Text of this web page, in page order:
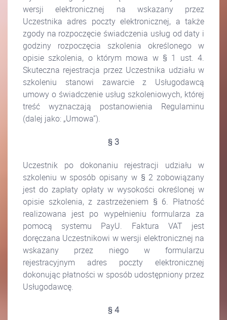
wersji elektronicznej na wskazany przez
Uczestnika adres poczty elektronicznej, a także
zgody na rozpoczęcie świadczenia usług od daty i
godziny rozpoczęcia szkolenia określonego w
opisie szkolenia, o którym mowa w § 1 ust. 4.
Skuteczna rejestracja przez Uczestnika udziału w
szkoleniu stanowi zawarcie z Usługodawcą
umowy o świadczenie usług szkoleniowych, której
treść wyznaczają postanowienia Regulaminu
(dalej jako: „Umowa”).
§ 3
Uczestnik po dokonaniu rejestracji udziału w
szkoleniu w sposób opisany w § 2 zobowiązany
jest do zapłaty opłaty w wysokości określonej w
opisie szkolenia, z zastrzeżeniem § 6. Płatność
realizowana jest po wypełnieniu formularza za
pomocą systemu PayU. Faktura VAT jest
doręczana Uczestnikowi w wersji elektronicznej na
wskazany przez niego w formularzu
rejestracyjnym adres poczty elektronicznej
dokonując płatności w sposób udostępniony przez
Usługodawcę.
§ 4